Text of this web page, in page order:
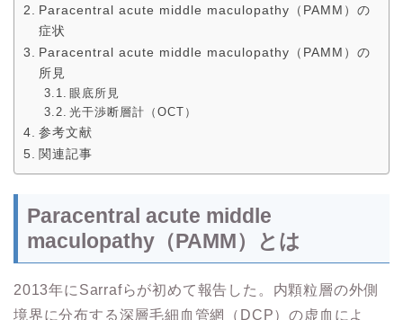
Paracentral acute middle maculopathy（PAMM）の
症状
Paracentral acute middle maculopathy（PAMM）の
所見
眼底所見
光干渉断層計（OCT）
参考文献
関連記事
Paracentral acute middle
maculopathy（PAMM）とは
2013年にSarrafらが初めて報告した。内顆粒層の外側
境界に分布する深層毛細血管網（DCP）の虚血によ